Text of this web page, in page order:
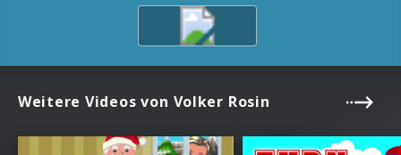
Weitere Videos von Volker Rosin